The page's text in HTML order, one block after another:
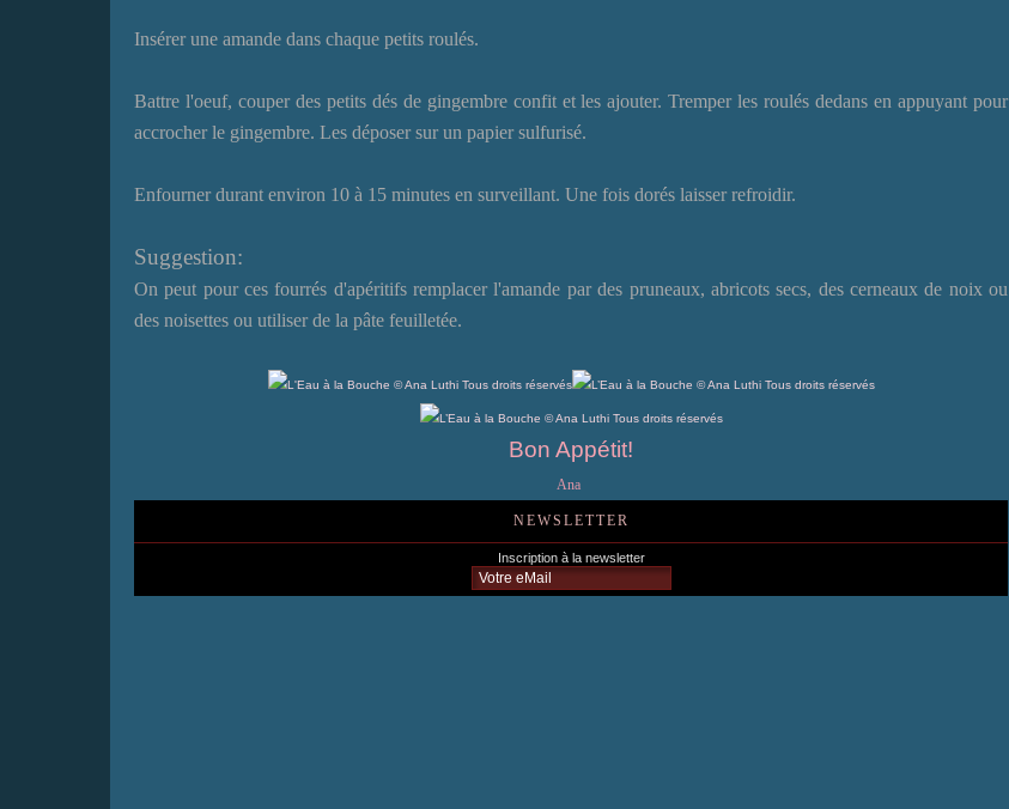
Insérer une amande dans chaque petits roulés.
Battre l'oeuf, couper des petits dés de gingembre confit et les ajouter. Tremper les roulés dedans en appuyant pour
accrocher le gingembre. Les déposer sur un papier sulfurisé.
Enfourner durant environ 10 à 15 minutes en surveillant. Une fois dorés laisser refroidir.
Suggestion:
On peut pour ces fourrés d'apéritifs remplacer l'amande par des pruneaux, abricots secs, des cerneaux de noix ou
des noisettes ou utiliser de la pâte feuilletée.
Bon Appétit!
Ana
NEWSLETTER
Inscription à la newsletter